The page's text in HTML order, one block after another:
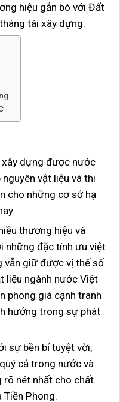
hiệu gắn bó với Đất
tái xây dựng.
dựng được nước
vật liệu và thi
cho những cơ sở hạ
thương hiệu và
những đặc tính ưu việt
vẫn giữ được vị thế số
liệu ngành nước Việt
phong giá cạnh tranh
hướng trong sự phát
sự bền bỉ tuyệt vời,
cả trong nước và
rõ nét nhất cho chất
Phong.